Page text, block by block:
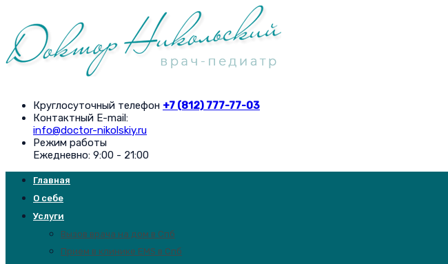
Круглосуточный телефон +7 (812) 777-77-03
Контактный E-mail:
info@doctor-nikolskiy.ru
Режим работы
Ежедневно: 9:00 - 21:00
Главная
О себе
Услуги
Вызов врача на дом в Спб
Прием в клинике EMS в Спб